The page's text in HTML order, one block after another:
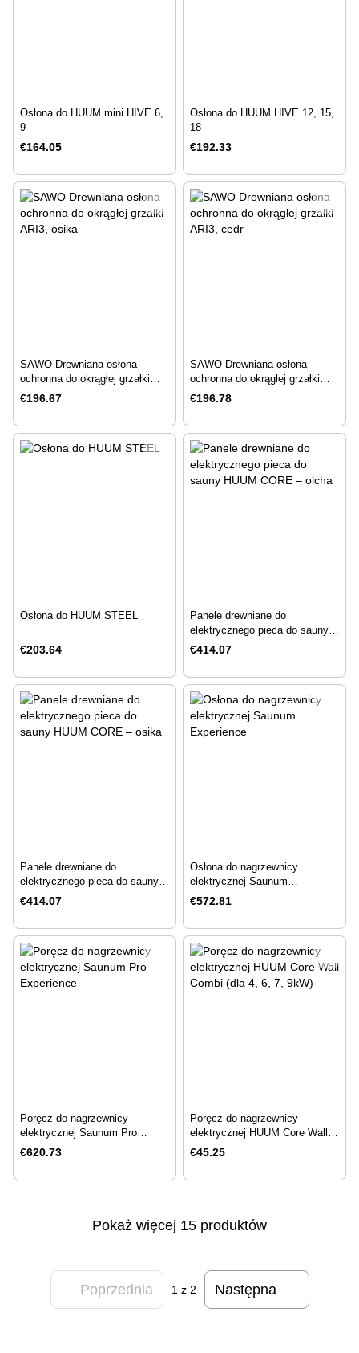
Osłona do HUUM mini HIVE 6,
9
€164.05
Osłona do HUUM HIVE 12, 15,
18
€192.33
SAWO Drewniana osłona
ochronna do okrągłej grzałki
ARI3, osika
€196.67
SAWO Drewniana osłona
ochronna do okrągłej grzałki
ARI3, cedr
€196.78
Osłona do HUUM STEEL
€203.64
Panele drewniane do
elektrycznego pieca do sauny
HUUM CORE – olcha
€414.07
Panele drewniane do
elektrycznego pieca do sauny
HUUM CORE – osika
€414.07
Osłona do nagrzewnicy
elektrycznej Saunum
Experience
€572.81
Poręcz do nagrzewnicy
elektrycznej Saunum Pro
Experience
€620.73
Poręcz do nagrzewnicy
elektrycznej HUUM Core Wall
Combi (dla 4, 6, 7, 9kW)
€45.25
Pokaż więcej 15 produktów
Poprzednia 1z 2 Następna